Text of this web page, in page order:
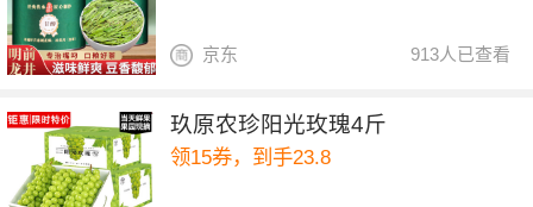
913人已查看
京东
玖原农珍阳光玫瑰4斤
领15券，到手23.8